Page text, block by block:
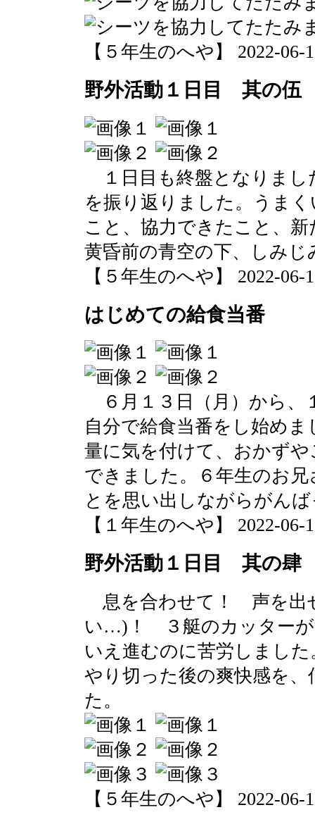
【５年生のへや】 2022-06-
野外活動１日目 其の伍
１日目も終盤となりまし
を振り返りました。うま
こと、協力できたこと、
黄昏前の青空の下、しみ
【５年生のへや】 2022-06-
はじめての給食当番
６月１３日（月）から、
自分で給食当番をし始め
量に気を付けて、おかず
できました。６年生のお
とを思い出しながらがん
【１年生のへや】 2022-06-
野外活動１日目 其の肆
息を合わせて！ 声を出
い…)！ ３艇のカッター
いえ進むのに苦労しました
やり切った後の爽快感を
た。
【５年生のへや】 2022-06-